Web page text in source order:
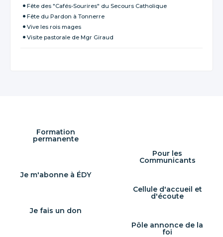
Fête des "Cafés-Sourires" du Secours Catholique
Fête du Pardon à Tonnerre
Vive les rois mages
Visite pastorale de Mgr Giraud
Formation
permanente
Pour les
Communicants
Je m'abonne à ÉDY
Cellule d'accueil et
d'écoute
Je fais un don
Pôle annonce de la
foi